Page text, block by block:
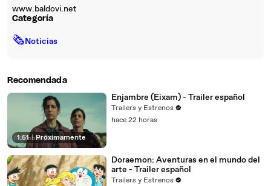
www.baldovi.net
Categoría
🗞Noticias
Recomendada
1:51 | Próximamente
Enjambre (Eixam) - Trailer español
Trailers y Estrenos
hace 22 horas
Doraemon: Aventuras en el mundo del
arte - Trailer español
Trailers y Estrenos